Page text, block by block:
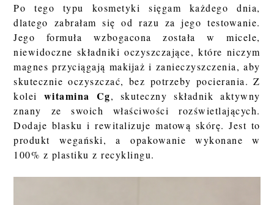
Po tego typu kosmetyki sięgam każdego dnia,
dlatego zabrałam się od razu za jego testowanie.
Jego formuła wzbogacona została wmicele,
niewidoczne składniki oczyszczające, które niczym
magnes przyciągają makijaż i zanieczyszczenia, aby
skutecznie oczyszczać, bez potrzeby pocierania. Z
kolei witamina Cg, skuteczny składnik aktywny
znany ze swoich właściwości rozświetlających.
Dodaje blasku i rewitalizuje matową skórę. Jest to
produkt wegański, aopakowanie wykonane w
100% z plastiku z recyklingu.